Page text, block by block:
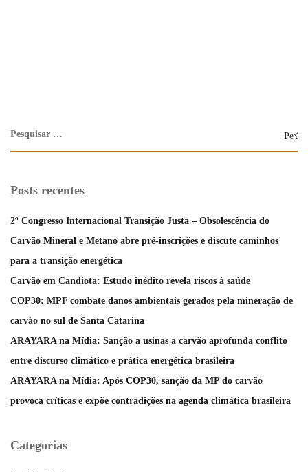
Posts recentes
2º Congresso Internacional Transição Justa – Obsolescência do
Carvão Mineral e Metano abre pré-inscrições e discute caminhos
para a transição energética
Carvão em Candiota: Estudo inédito revela riscos à saúde
COP30: MPF combate danos ambientais gerados pela mineração de
carvão no sul de Santa Catarina
ARAYARA na Mídia: Sanção a usinas a carvão aprofunda conflito
entre discurso climático e prática energética brasileira
ARAYARA na Mídia: Após COP30, sanção da MP do carvão
provoca críticas e expõe contradições na agenda climática brasileira
Categorias